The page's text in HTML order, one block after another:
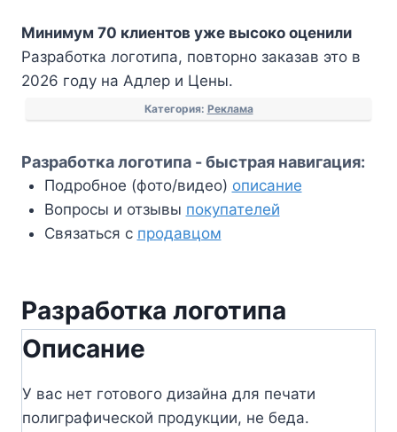
логотипа
Минимум 70 клиентов уже высоко оценили
Разработка логотипа, повторно заказав это в
2026 году на Адлер и Цены.
Категория: Реклама
Разработка логотипа - быстрая навигация:
Подробное (фото/видео) описание
Вопросы и отзывы покупателей
Связаться с продавцом
Разработка логотипа
Описание
У вас нет готового дизайна для печати
полиграфической продукции, не беда.